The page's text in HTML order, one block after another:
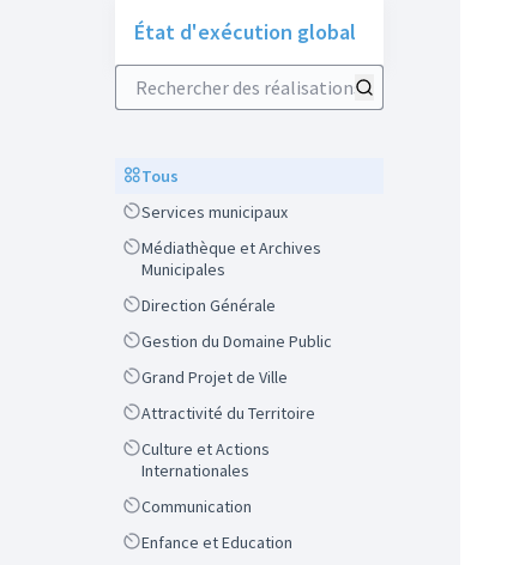
État d'exécution global
Rechercher des réalisations
ScopeTous
ScopeServices municipaux
Scope
Médiathèque et Archives
Municipales
ScopeDirection Générale
ScopeGestion du Domaine Public
ScopeGrand Projet de Ville
ScopeAttractivité du Territoire
Scope
Culture et Actions
Internationales
ScopeCommunication
ScopeEnfance et Education